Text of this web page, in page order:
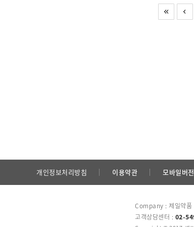
개인정보처리방침 이용약관 모바일버전
Company : 제일약
고객상담센터 : 02-